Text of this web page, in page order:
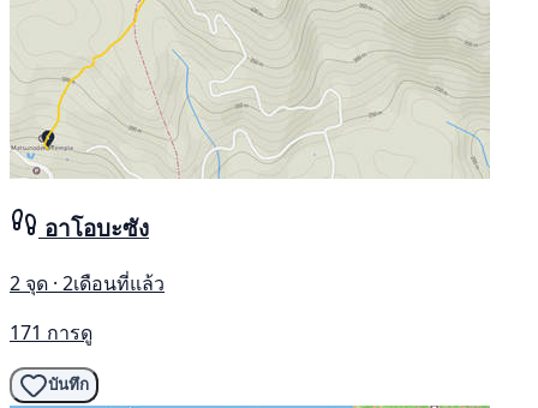
อาโอบะซัง
2 จุด · 2เดือนที่แล้ว
171 การดู
บันทึก